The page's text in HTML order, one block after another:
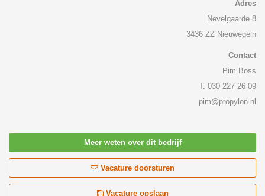
Adres
Nevelgaarde 8
3436 ZZ Nieuwegein
Contact
Pim Boss
T: 030 227 26 09
pim@propylon.nl
Meer weten over dit bedrijf
Vacature doorsturen
Vacature opslaan